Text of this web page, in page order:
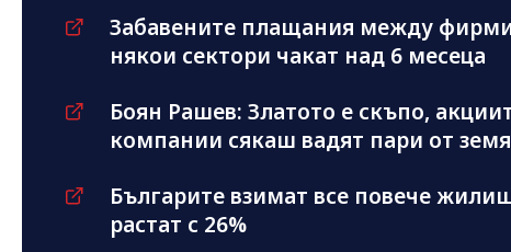
Забавените плащания между
някои сектори чакат над 6 месеца
Боян Рашев: Златото е скъпо,
компании сякаш вадят пари от
Българите взимат все повече
растат с 26%